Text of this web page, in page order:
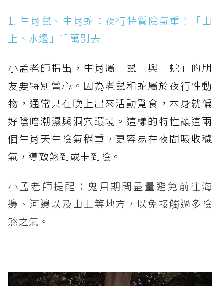
1. 生肖鼠、生肖蛇：夜行特質陰氣重！「山
上、水邊」千萬別去
小孟老師指出，生肖屬「鼠」與「蛇」的朋
友要特別當心。因為老鼠和蛇屬於夜行性動
物，通常只在晚上出來活動覓食，本身就偏
好陰暗潮濕與洞穴環境。這樣的特性讓這兩
個生肖天生陰氣稍重，更容易在夜間吸收穢
氣，導致煞到或卡到陰。
小孟老師提醒：鬼月期間盡量避免前往海
邊、河邊以及山上等地方，以免接觸過多陰
煞之氣。